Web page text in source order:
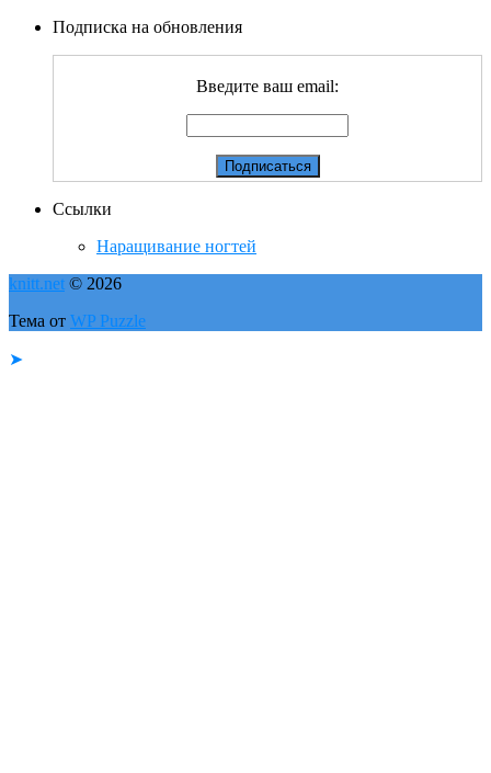
Подписка на обновления
Введите ваш email:
Ссылки
Наращивание ногтей
knitt.net © 2026
Тема от WP Puzzle
➤